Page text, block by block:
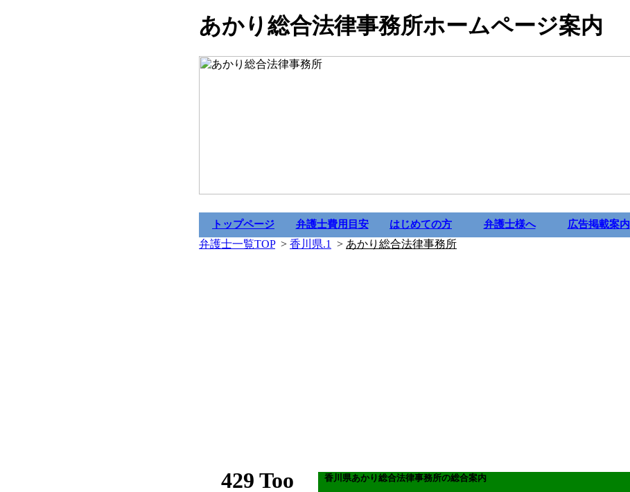
あかり総合法律事務所ホームページ案内
トップページ 弁護士費用目安 はじめての方 弁護士様へ 広告掲載案内
弁護士一覧TOP> 香川県.1 > あかり総合法律事務所
香川県あかり総合法律事務所の総合案内